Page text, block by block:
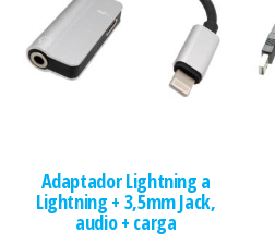
Adaptador Lightning a
Lightning + 3,5mm Jack,
audio + carga